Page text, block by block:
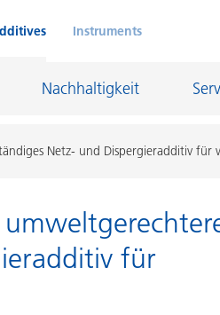
Instruments
Nachhaltigkeit
Klebstoffe und
Leder- und
Netz- und Dispergieradditiv für
für